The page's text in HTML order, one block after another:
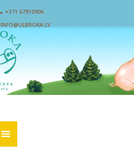
+371 67910906
INFO@ULBROKA.LV